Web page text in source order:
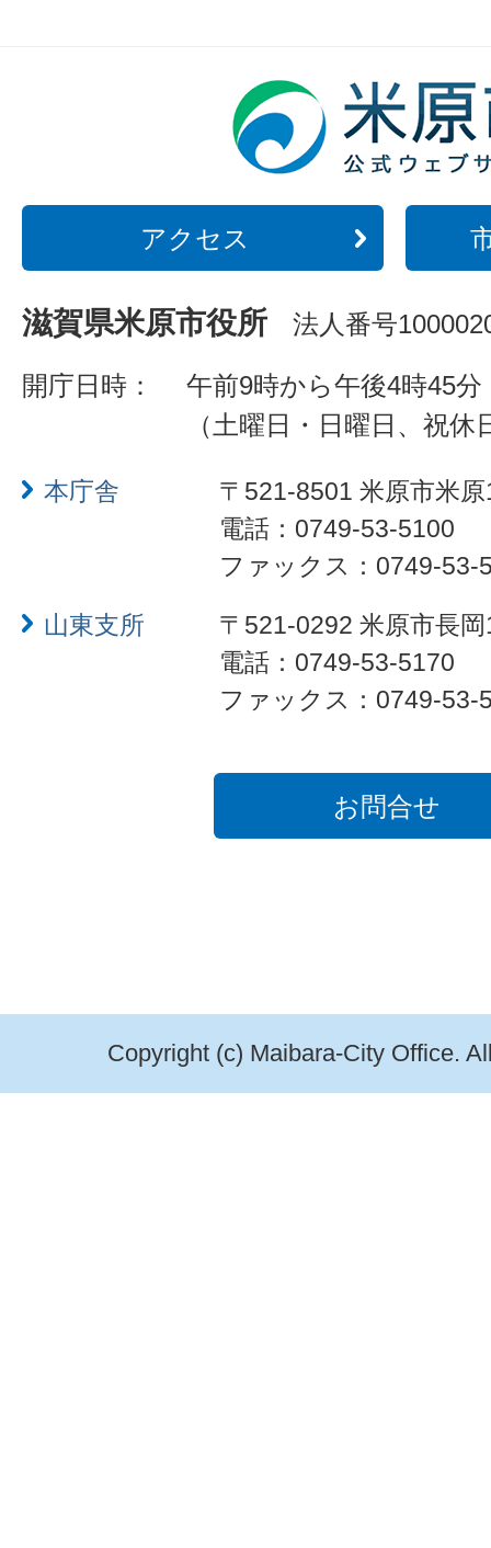
アクセス
滋賀県米原市役所 法人番号
開庁日時：
午前9時から午後4時45分
（土曜日・日曜日、祝
本庁舎
〒521-8501 米原市米
電話：0749-53-5100
ファックス：0749-53-
山東支所
〒521-0292 米原市長
電話：0749-53-5170
ファックス：0749-53-
お問合せ
Copyright (c) Maibara-City Office.